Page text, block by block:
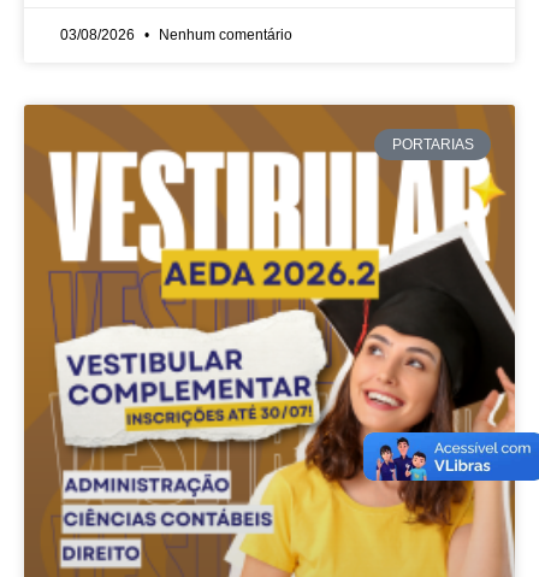
03/08/2026 Nenhum comentário
PORTARIAS